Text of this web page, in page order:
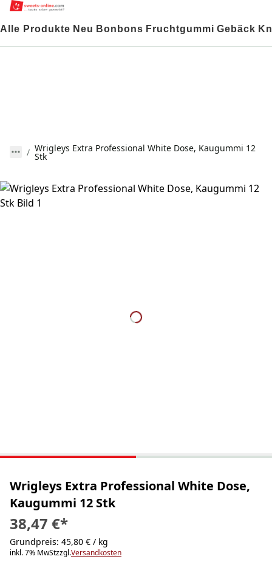
Alle Produkte Neu Bonbons Fruchtgummi Gebäck
Wrigleys Extra Professional White Dose, Kaugummi 12
Stk
Wrigleys Extra Professional White Dose,
Kaugummi 12 Stk
38,47 €*
Grundpreis: 45,80 € / kg
inkl. 7% MwStzzgl.Versandkosten